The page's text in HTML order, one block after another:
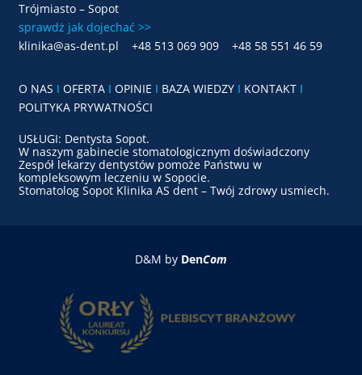
Trójmiasto – Sopot
sprawdż jak dojechać >>
klinika@as-dent.pl |+48 513 069 909 |+48 58 551 46 59
O NAS I OFERTA I OPINIE I BAZA WIEDZY I KONTAKT I
POLITYKA PRYWATNOŚCI
USŁUGI: Dentysta Sopot.
W naszym gabinecie stomatologicznym doświadczony
Zespół lekarzy dentystów pomoże Państwu w
kompleksowym leczeniu w Sopocie.
Stomatolog Sopot Klinika AS dent – Twój zdrowy usmiech.
D&M by DenCom